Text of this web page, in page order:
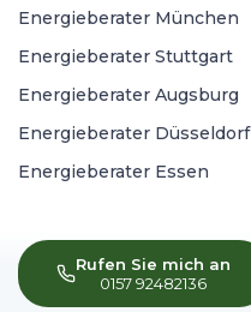
Rufen Sie mich an
0157 92482136
Energieberater München
Energieberater Stuttgart
Energieberater Augsburg
Energieberater Düsseldorf
Energieberater Essen